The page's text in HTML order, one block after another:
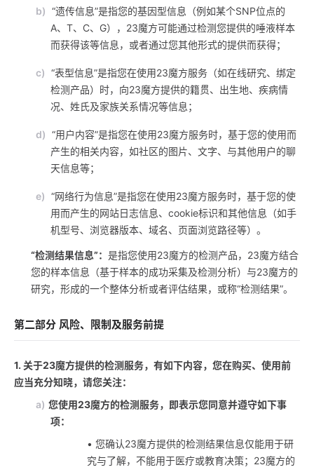
b) “遗传信息”是指您的基因型信息（例如某个SNP位点的
A、T、C、G），23魔方可能通过检测您提供的唾液样本
而获得该等信息，或者通过您其他形式的提供而获得；
c) “表型信息”是指您在使用23魔方服务（如在线研究、绑定
检测产品）时，向23魔方提供的籍贯、出生地、疾病情
况、姓氏及家族关系情况等信息；
d) “用户内容”是指您在使用23魔方服务时，基于您的使用而
产生的相关内容，如社区的图片、文字、与其他用户的聊
天信息等；
e) “网络行为信息”是指您在使用23魔方服务时，基于您的使
用而产生的网站日志信息、cookie标识和其他信息（如手
机型号、浏览器版本、域名、页面浏览路径等）。
“检测结果信息”： 是指您使用23魔方的检测产品，23魔方结合
您的样本信息（基于样本的成功采集及检测分析）与23魔方的
研究，形成的一个整体分析或者评估结果，或称“检测结果”。
第二部分 风险、限制及服务前提
1. 关于23魔方提供的检测服务，有如下内容，您在购买、使用前
应当充分知晓，请您关注：
a) 您使用23魔方的检测服务，即表示您同意并遵守如下事
项：
• 您确认23魔方提供的检测结果信息仅能用于研
究与了解，不能用于医疗或教育决策；23魔方的